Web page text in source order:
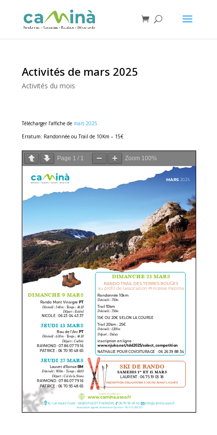
Activités de mars 2025
Activités du mois
Télécharger l’affiche de mars 2025
Erratum: Randonnée ou Trail de 10Km – 15€
Page 1 / 1 Zoom 100%